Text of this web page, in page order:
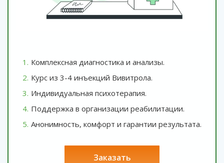
Комплексная диагностика и анализы.
Курс из 3-4 инъекций Вивитрола.
Индивидуальная психотерапия.
Поддержка в организации реабилитации.
Анонимность, комфорт и гарантии результата.
заказать